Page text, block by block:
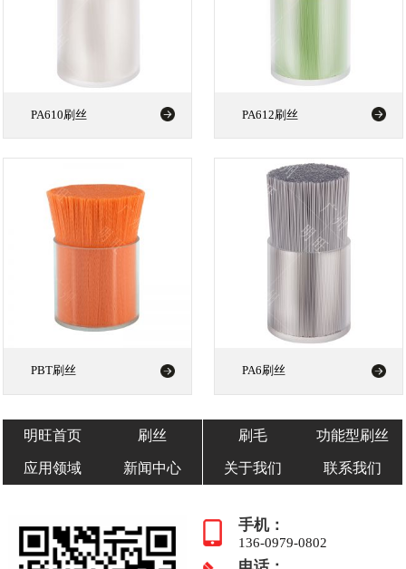
PA610刷丝 PA612刷丝
PBT刷丝 PA6刷丝
明旺首页 刷丝 刷毛 功能型刷丝
应用领域 新闻中心 关于我们 联系我们
手机：
136-0979-0802